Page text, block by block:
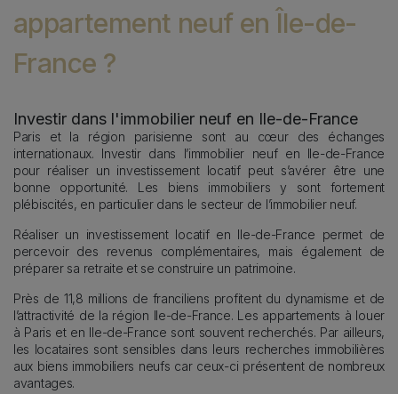
appartement neuf en Île-de-
France ?
Description
Investir dans l'immobilier neuf en Ile-de-France
Paris et la région parisienne sont au cœur des échanges
internationaux. Investir dans l’immobilier neuf en Ile-de-France
pour réaliser un investissement locatif peut s’avérer être une
bonne opportunité. Les biens immobiliers y sont fortement
plébiscités, en particulier dans le secteur de l’immobilier neuf.
Réaliser un investissement locatif en Ile-de-France permet de
percevoir des revenus complémentaires, mais également de
préparer sa retraite et se construire un patrimoine.
Près de 11,8 millions de franciliens profitent du dynamisme et de
l’attractivité de la région Ile-de-France. Les appartements à louer
à Paris et en Ile-de-France sont souvent recherchés. Par ailleurs,
les locataires sont sensibles dans leurs recherches immobilières
aux biens immobiliers neufs car ceux-ci présentent de nombreux
avantages.